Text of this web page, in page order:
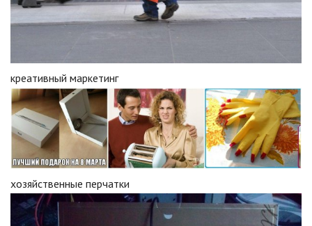
креативный маркетинг
хозяйственные перчатки